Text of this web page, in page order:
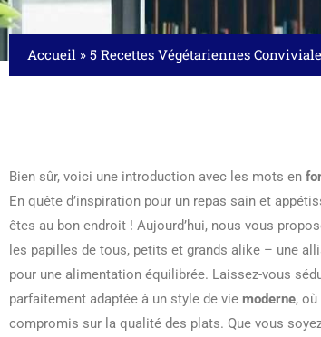
Accueil » 5 Recettes Végétariennes
Bien sûr, voici une introduction avec les mots en
En quête d’inspiration pour un repas sain et
êtes au bon endroit ! Aujourd’hui, nous vous
les papilles de tous, petits et grands alike – une
pour une alimentation équilibrée. Laissez-vous
parfaitement adaptée à un style de vie moderne,
compromis sur la qualité des plats. Que vous